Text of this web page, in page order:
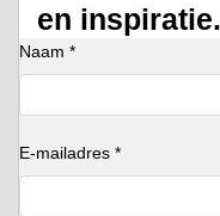
en inspiratie.
Naam *
E-mailadres *